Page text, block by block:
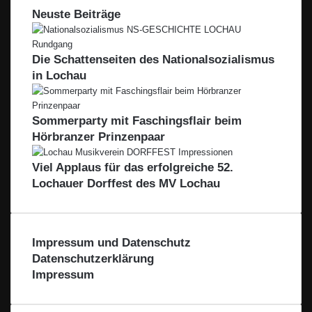
i
l
i
a
e
L
e
i
b
l
a
h
a
l
n
I
B
L
A
C
H
T
A
L
–
A
u
d
r
R
e
g
t
e
r
Neuste Beiträge
Die Schattenseiten des Nationalsozialismus
in Lochau
Sommerparty mit Faschingsflair beim
Hörbranzer Prinzenpaar
Viel Applaus für das erfolgreiche 52.
Lochauer Dorffest des MV Lochau
Impressum und Datenschutz
Datenschutzerklärung
Impressum